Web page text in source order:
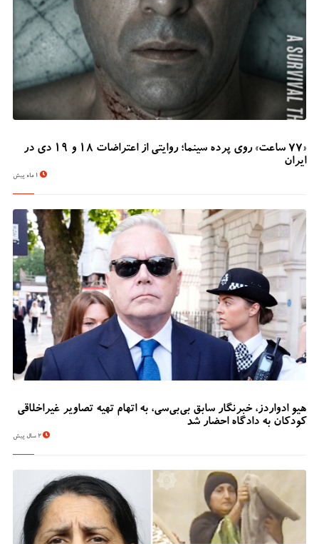
«۷۷ ساعت» روی پرده سینما؛ روایتی از اعتراضات ۱۸ و ۱۹ دی در
ایران
هیو ادواردز، خبرنگار سابق بی‌بی‌سی، به اتهام تهیه تصاویر غیراخلاقی
کودکان به دادگاه احضار شد
2 سال پیش